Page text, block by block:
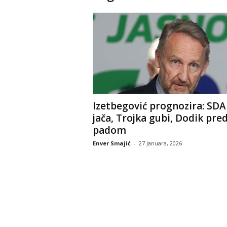
Izetbegović prognozira: SDA
jača, Trojka gubi, Dodik
padom
Enver Smajić - 27 Januara, 2026